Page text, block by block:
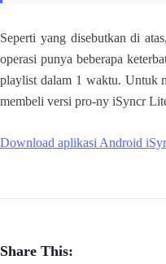
Seperti yang disebutkan di
operasi punya beberapa
playlist dalam 1 waktu. Untuk
membeli versi pro-ny iSyncr
Download aplikasi Android
Share This: